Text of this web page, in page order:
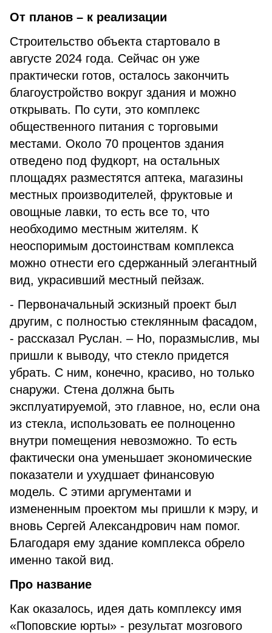
От планов – к реализации
Строительство объекта стартовало в
августе 2024 года. Сейчас он уже
практически готов, осталось закончить
благоустройство вокруг здания и можно
открывать. По сути, это комплекс
общественного питания с торговыми
местами. Около 70 процентов здания
отведено под фудкорт, на остальных
площадях разместятся аптека, магазины
местных производителей, фруктовые и
овощные лавки, то есть все то, что
необходимо местным жителям. К
неоспоримым достоинствам комплекса
можно отнести его сдержанный элегантный
вид, украсивший местный пейзаж.
- Первоначальный эскизный проект был
другим, с полностью стеклянным фасадом,
- рассказал Руслан. – Но, поразмыслив, мы
пришли к выводу, что стекло придется
убрать. С ним, конечно, красиво, но только
снаружи. Стена должна быть
эксплуатируемой, это главное, но, если она
из стекла, использовать ее полноценно
внутри помещения невозможно. То есть
фактически она уменьшает экономические
показатели и ухудшает финансовую
модель. С этими аргументами и
измененным проектом мы пришли к мэру, и
вновь Сергей Александрович нам помог.
Благодаря ему здание комплекса обрело
именно такой вид.
Про название
Как оказалось, идея дать комплексу имя
«Поповские юрты» - результат мозгового